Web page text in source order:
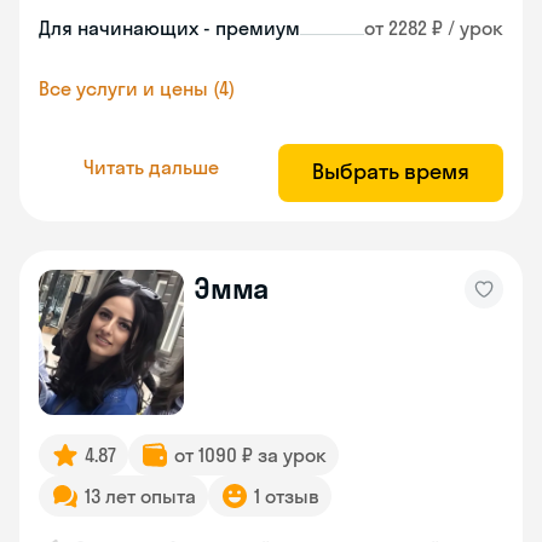
Для начинающих - премиум от 2282 ₽ / урок
Все услуги и цены (4)
Читать дальше Выбрать время
Эмма
4.87
от 1090 ₽ за урок
13 лет опыта
1 отзыв